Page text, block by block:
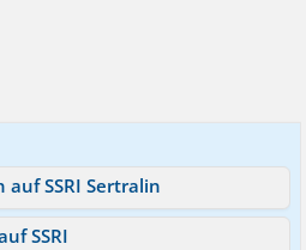
SSRI Sertralin
SSRI